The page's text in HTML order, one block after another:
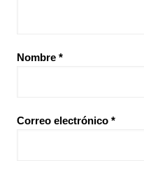
Nombre *
Correo electrónico *